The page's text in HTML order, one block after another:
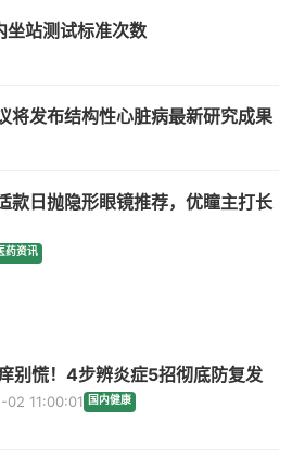
站测试标准次数
将发布结构性心脏病最新研究成果
款日抛隐形眼镜推荐，优瞳主打长
药资讯
别慌！4步辨炎症5招彻底防复发
02 11:00:01 国内健康